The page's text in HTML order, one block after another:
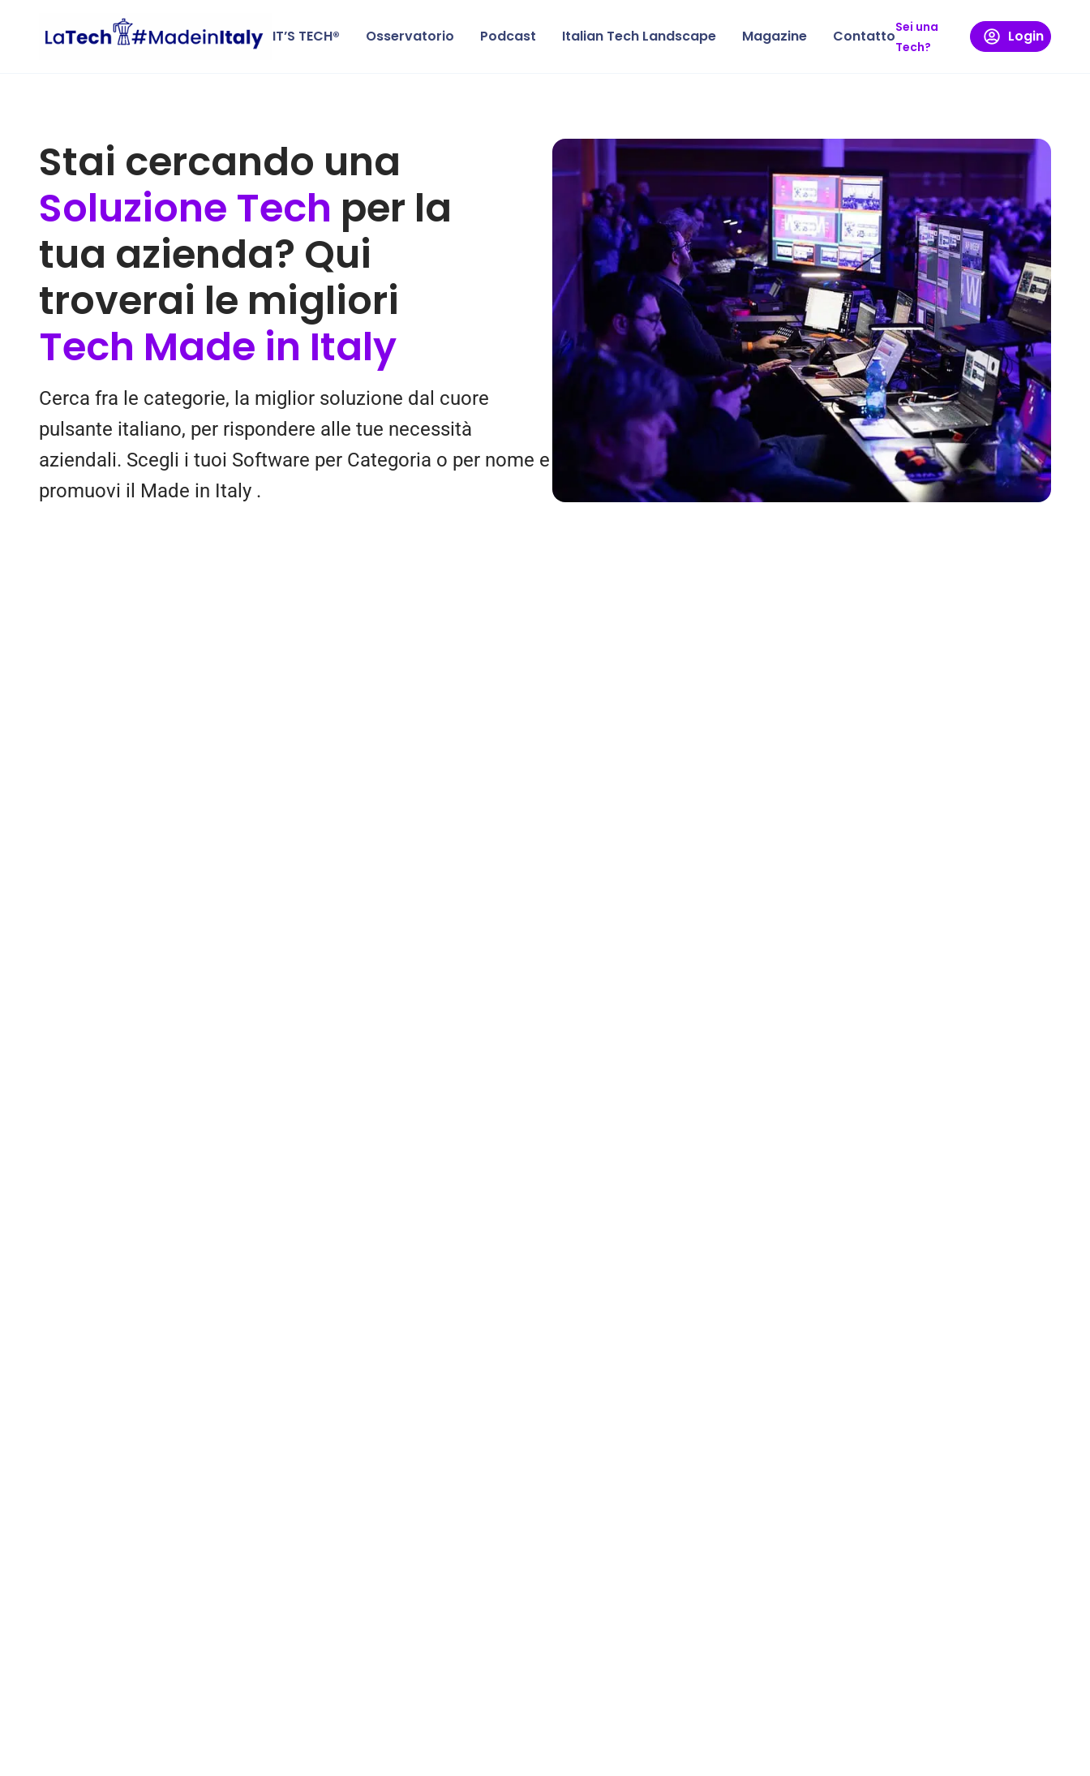
IT’S TECH® Osservatorio Podcast Italian Tech Landscape Magazine Contatto
Sei una
Tech?
Login
Stai cercando una
Soluzione Tech per la
tua azienda? Qui
troverai le migliori
Tech Made in Italy
Cerca fra le categorie, la miglior soluzione dal cuore
pulsante italiano, per rispondere alle tue necessità
aziendali. Scegli i tuoi Software per Categoria o per nome e
promuovi il Made in Italy .